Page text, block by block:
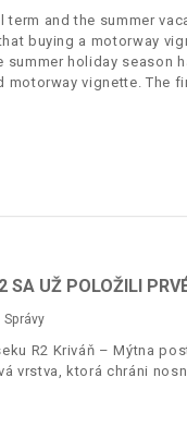
term and the summer
buying a motorway
summer holiday
vignette. The
SA UŽ POLOŽILI
Správy
R2 Kriváň – Mýtna
vrstva, ktorá chráni